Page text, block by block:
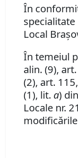
În
specialitate
Local
În temeiul
alin. (9),
(2), art.
(1), lit. a)
Locale nr.